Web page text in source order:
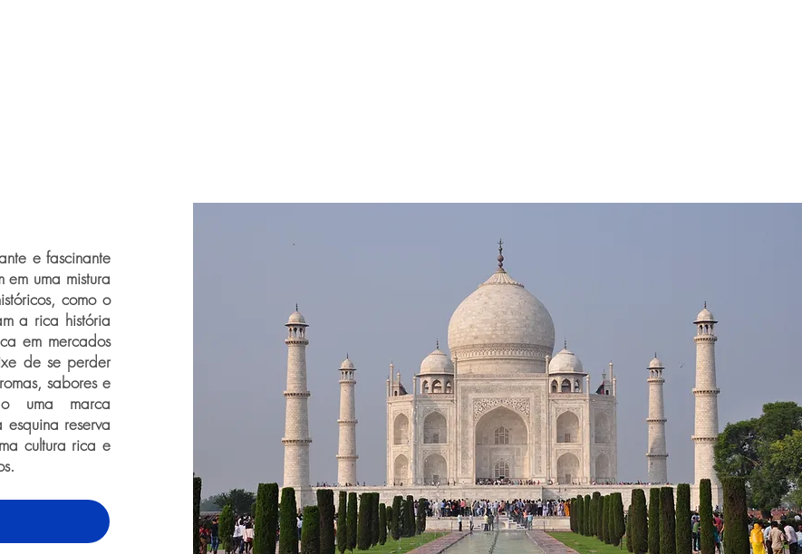
e fascinante
uma mistura
como o
a rica história
em mercados
de se perder
sabores e
uma marca
reserva
cultura rica e